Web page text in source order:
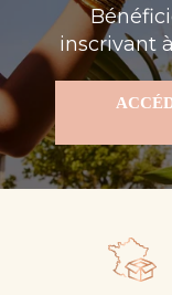
inscrivant